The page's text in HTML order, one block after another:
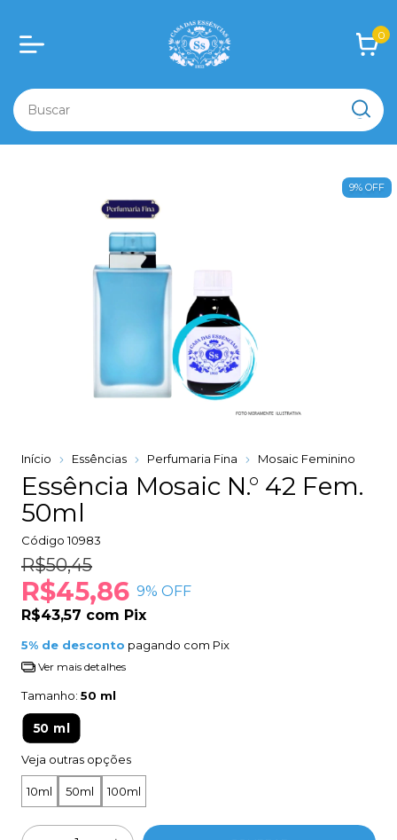
0
9% OFF
Início Essências Perfumaria Fina Mosaic Feminino
Essência Mosaic N.° 42 Fem.
50ml
Código 10983
R$50,45
R$45,86 9% OFF
R$43,57 com Pix
5% de desconto pagando com Pix
Ver mais detalhes
Tamanho: 50 ml
50 ml
Veja outras opções
10ml 50ml 100ml